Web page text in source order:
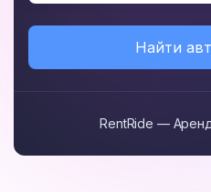
Найти
RentRide —